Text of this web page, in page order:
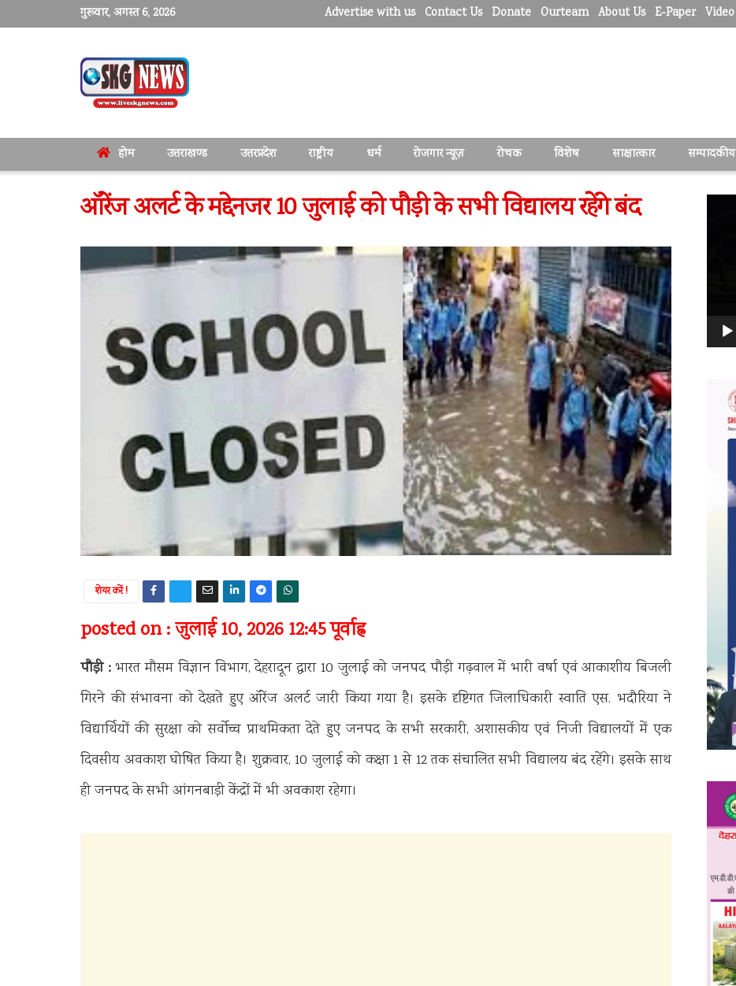
गुरूवार, अगस्त 6, 2026 Advertise with us Contact Us Donate Ourteam About Us E-Paper Video
होम उत्तराखण्ड उत्तरप्रदेश राष्ट्रीय धर्म रोजगार न्यूज़ रोचक विशेष साक्षात्कार सम्पादकीय
ऑरेंज अलर्ट के मद्देनजर 10 जुलाई को पौड़ी के सभी विद्यालय रहेंगे बंद
शेयर करें !
posted on : जुलाई 10, 2026 12:45 पूर्वाह्न
पौड़ी :भारत मौसम विज्ञान विभाग, देहरादून द्वारा 10 जुलाई को जनपद पौड़ी गढ़वाल में भारी वर्षा एवं आकाशीय बिजली
गिरने की संभावना को देखते हुए ऑरेंज अलर्ट जारी किया गया है। इसके दृष्टिगत जिलाधिकारी स्वाति एस. भदौरिया ने
विद्यार्थियों की सुरक्षा को सर्वोच्च प्राथमिकता देते हुए जनपद के सभी सरकारी, अशासकीय एवं निजी विद्यालयों में एक
दिवसीय अवकाश घोषित किया है। शुक्रवार, 10 जुलाई को कक्षा 1 से 12 तक संचालित सभी विद्यालय बंद रहेंगे। इसके साथ
ही जनपद के सभी आंगनबाड़ी केंद्रों में भी अवकाश रहेगा।